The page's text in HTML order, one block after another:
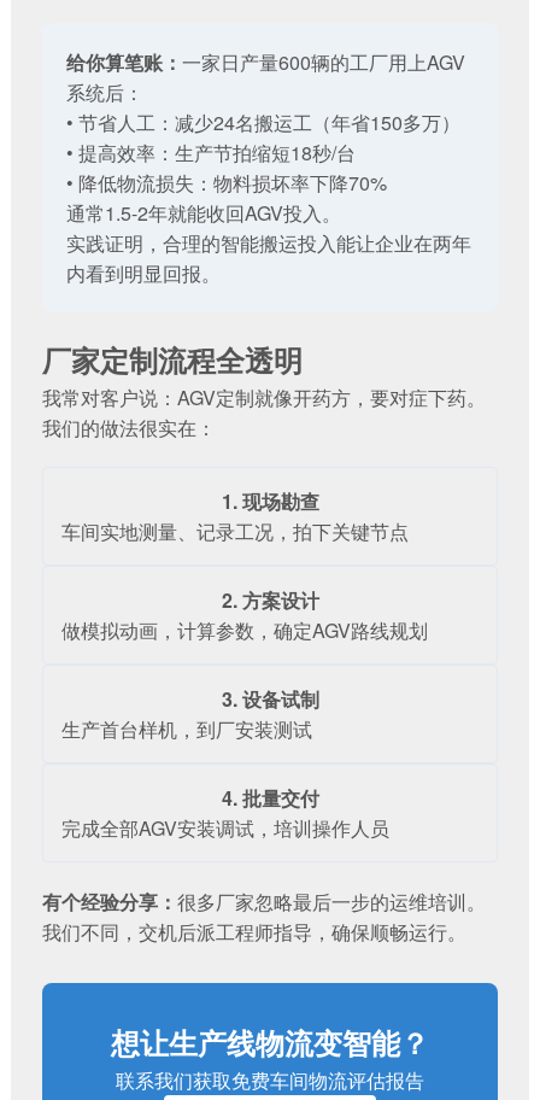
给你算笔账： 一家日产量600辆的工厂用上AGV
系统后：
• 节省人工：减少24名搬运工（年省150多万）
• 提高效率：生产节拍缩短18秒/台
• 降低物流损失：物料损坏率下降70%
通常1.5-2年就能收回AGV投入。
实践证明，合理的智能搬运投入能让企业在两年
内看到明显回报。
厂家定制流程全透明
我常对客户说：AGV定制就像开药方，要对症下药。
我们的做法很实在：
1. 现场勘查
车间实地测量、记录工况，拍下关键节点
2. 方案设计
做模拟动画，计算参数，确定AGV路线规划
3. 设备试制
生产首台样机，到厂安装测试
4. 批量交付
完成全部AGV安装调试，培训操作人员
有个经验分享： 很多厂家忽略最后一步的运维培训。
我们不同，交机后派工程师指导，确保顺畅运行。
想让生产线物流变智能？
联系我们获取免费车间物流评估报告